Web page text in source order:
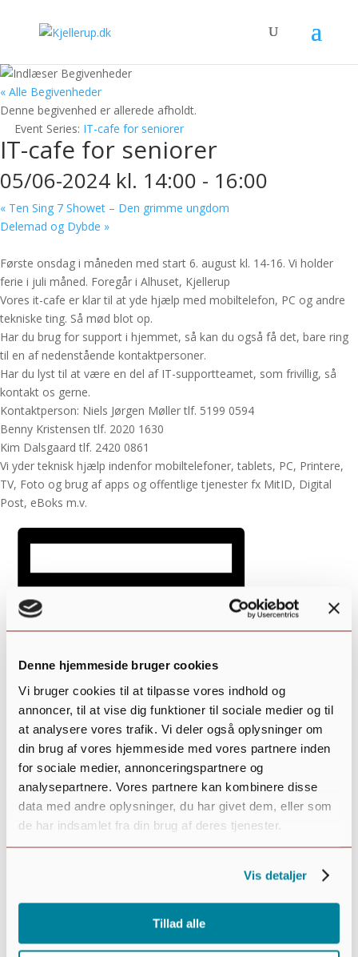
Denne hjemmeside bruger cookies
Vi bruger cookies til at tilpasse vores indhold og
annoncer, til at vise dig funktioner til sociale medier og til
at analysere vores trafik. Vi deler også oplysninger om
din brug af vores hjemmeside med vores partnere inden
for sociale medier, annonceringspartnere og
analysepartnere. Vores partnere kan kombinere disse
data med andre oplysninger, du har givet dem, eller som
de har indsamlet fra din brug af deres tjenester.
Vis detaljer
Tillad alle
« Alle Begivenheder
Denne begivenhed er allerede afholdt.
Event Series: IT-cafe for seniorer
IT-cafe for seniorer
05/06-2024 kl. 14:00 - 16:00
« Ten Sing 7 Showet – Den grimme ungdom
Delemad og Dybde »
Første onsdag i måneden med start 6. august kl. 14-16. Vi holder
ferie i juli måned. Foregår i Alhuset, Kjellerup
Vores it-cafe er klar til at yde hjælp med mobiltelefon, PC og andre
tekniske ting. Så mød blot op.
Har du brug for support i hjemmet, så kan du også få det, bare ring
til en af nedenstående kontaktpersoner.
Har du lyst til at være en del af IT-supportteamet, som frivillig, så
kontakt os gerne.
Kontaktperson: Niels Jørgen Møller tlf. 5199 0594
Benny Kristensen tlf. 2020 1630
Kim Dalsgaard tlf. 2420 0861
Vi yder teknisk hjælp indenfor mobiltelefoner, tablets, PC, Printere,
TV, Foto og brug af apps og offentlige tjenester fx MitID, Digital
Post, eBoks m.v.
Tilføj til kalender